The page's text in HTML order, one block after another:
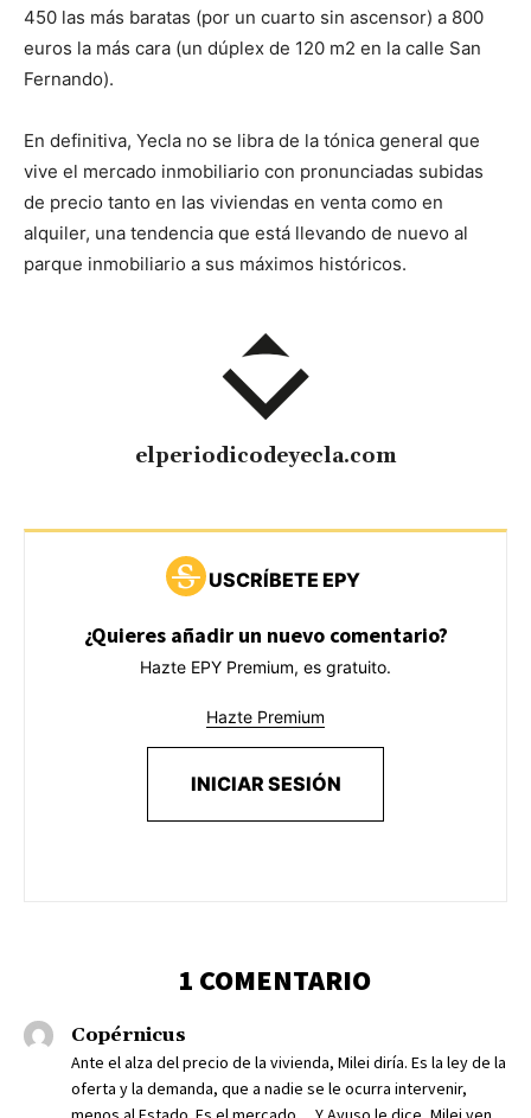
450 las más baratas (por un cuarto sin ascensor) a 800
euros la más cara (un dúplex de 120 m2 en la calle San
Fernando).
En definitiva, Yecla no se libra de la tónica general que
vive el mercado inmobiliario con pronunciadas subidas
de precio tanto en las viviendas en venta como en
alquiler, una tendencia que está llevando de nuevo al
parque inmobiliario a sus máximos históricos.
elperiodicodeyecla.com
USCRÍBETE EPY
¿Quieres añadir un nuevo comentario?
Hazte EPY Premium, es gratuito.
Hazte Premium
INICIAR SESIÓN
1 COMENTARIO
Copérnicus
Ante el alza del precio de la vivienda, Milei diría. Es la ley de la
oferta y la demanda, que a nadie se le ocurra intervenir,